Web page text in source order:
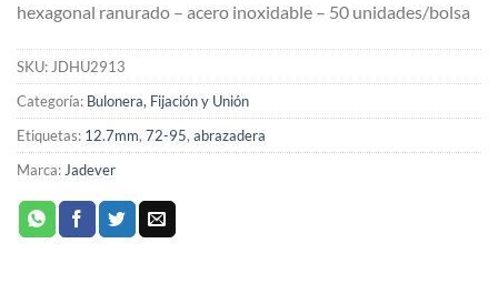
hexagonal ranurado – acero inoxidable – 50 unidades/bolsa
SKU:JDHU2913
Categoría: Bulonera, Fijación y Unión
Etiquetas: 12.7mm, 72-95, abrazadera
Marca:Jadever